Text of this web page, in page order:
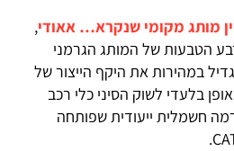
מותג מקומי שנקרא… אאודי,
הטבעות של המותג הגרמני
במהירות את היקף הייצור של
בלעדי לשוק הסיני כלי רכב
חשמלית ייעודית שפותחה